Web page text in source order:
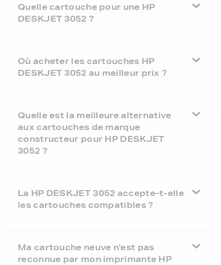
Quelle cartouche pour une HP
DESKJET 3052 ?
Où acheter les cartouches HP
DESKJET 3052 au meilleur prix ?
Quelle est la meilleure alternative
aux cartouches de marque
constructeur pour HP DESKJET
3052 ?
La HP DESKJET 3052 accepte-t-elle
les cartouches compatibles ?
Ma cartouche neuve n'est pas
reconnue par mon imprimante HP